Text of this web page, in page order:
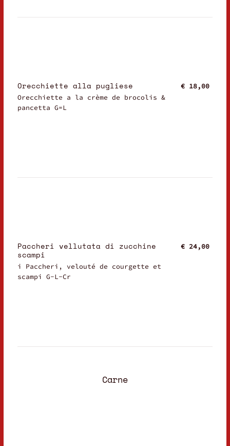
Orecchiette alla pugliese
Orecchiette a la crème de brocolis &
pancetta G=L
€ 18,00
Paccheri vellutata di zucchine
scampi
i Paccheri, velouté de courgette et
scampi G-L-Cr
€ 24,00
Carne